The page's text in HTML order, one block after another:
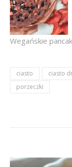
Wegańskie
ciasto ciasto
porzeczki